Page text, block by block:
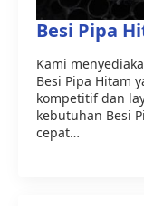
Besi Pipa
Kami
Besi Pipa Hitam
kompetitif dan
kebutuhan Besi
cepat…